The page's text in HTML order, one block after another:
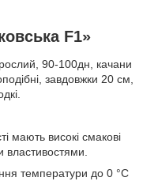
F1»
90-100дн, качани
завдовжки 20 см,
мають високі смакові
властивостями.
температури до 0 °C